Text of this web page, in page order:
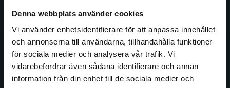
Denna webbplats använder cookies
Vi använder enhetsidentifierare för att anpassa innehållet
och annonserna till användarna, tillhandahålla funktioner
för sociala medier och analysera vår trafik. Vi
vidarebefordrar även sådana identifierare och annan
information från din enhet till de sociala medier och
Begränsad fraktregion
Studentlitteratur grundades 1963 och är idag Sveriges
ledande utbildningsförlag. Med läromedel, kurslitteratur,
facklitteratur, utbildningar och digitala
informationstjänster i utbudet, finns Studentlitteratur med
längs hela kunskapsresan.